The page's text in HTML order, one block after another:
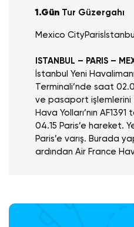
1.Gün Tur Güzergahı
Mexico CityParis İstanbul
ISTANBUL – PARIS –
İstanbul Yeni
Terminali’nde saat
ve pasaport işlemlerini
Hava Yolları’nın
04.15 Paris’e hareket.
Paris’e varış. Burada
ardından Air France
işlemleri sonrası